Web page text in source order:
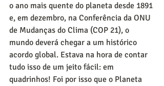
o ano mais quente do planeta desde 1891
e, em dezembro, na Conferência da ONU
de Mudanças do Clima (COP 21), o
mundo deverá chegar a um histórico
acordo global. Estava na hora de contar
tudo isso de um jeito fácil: em
quadrinhos! Foi por isso que o Planeta